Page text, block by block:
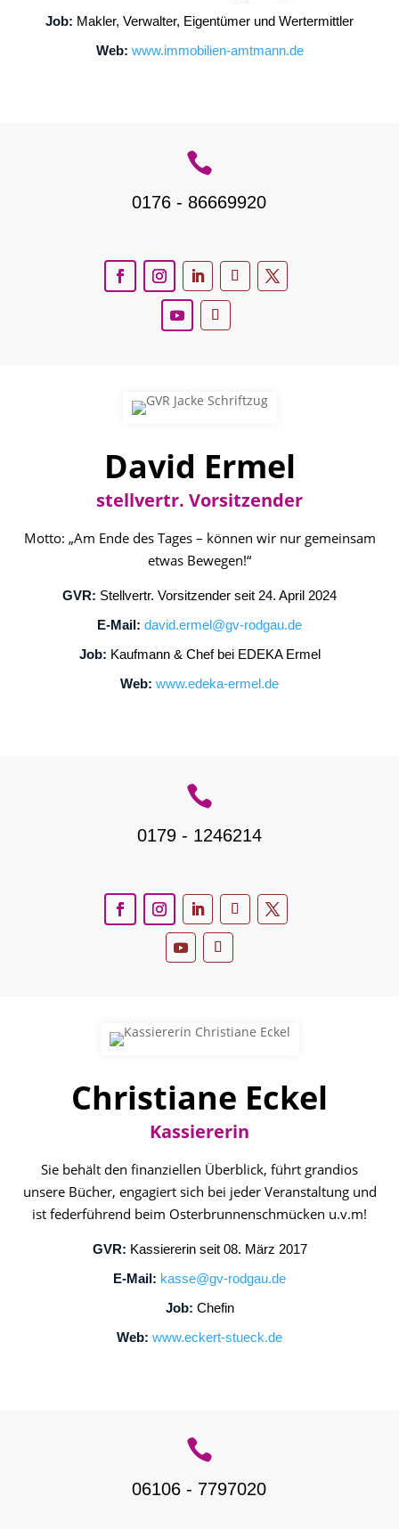
Job: Makler, Verwalter, Eigentümer und Wertermittler
Web: www.immobilien-amtmann.de

0176 - 86669920
David Ermel
stellvertr. Vorsitzender
Motto: „Am Ende des Tages – können wir nur gemeinsam
etwas Bewegen!“
GVR: Stellvertr. Vorsitzender seit 24. April 2024
E-Mail: david.ermel@gv-rodgau.de
Job: Kaufmann & Chef bei EDEKA Ermel
Web: www.edeka-ermel.de

0179 - 1246214
Christiane Eckel
Kassiererin
Sie behält den finanziellen Überblick, führt grandios
unsere Bücher, engagiert sich bei jeder Veranstaltung und
ist federführend beim Osterbrunnenschmücken u.v.m!
GVR: Kassiererin seit 08. März 2017
E-Mail: kasse@gv-rodgau.de
Job: Chefin
Web: www.eckert-stueck.de

06106 - 7797020